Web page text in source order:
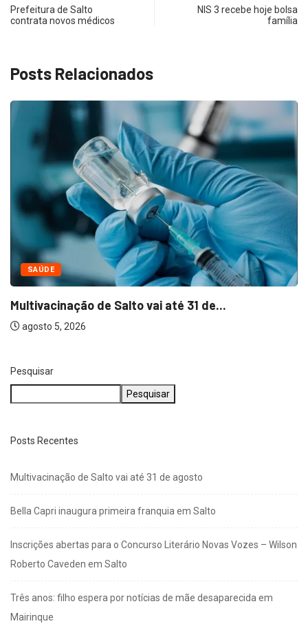
Prefeitura de Salto
contrata novos médicos
NIS 3 recebe hoje bolsa
família
Posts Relacionados
NEGÓCIOS
Bella Capri inaugura primeira franquia em Salto
Pesquisar
Pesquisar
Posts Recentes
Multivacinação de Salto vai até 31 de agosto
Bella Capri inaugura primeira franquia em Salto
Inscrições abertas para o Concurso Literário Novas Vozes – Wilson
Roberto Caveden em Salto
Três anos: filho espera por notícias de mãe desaparecida em
Mairinque